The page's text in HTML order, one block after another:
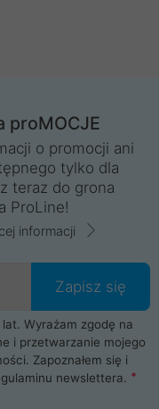
proMOCJE
o promocji ani
tylko dla
teraz do grona
ProLine!
informacji
Zapisz się
Wyrażam zgodę na
i przetwarzanie mojego
Zapoznałem się i
newslettera.